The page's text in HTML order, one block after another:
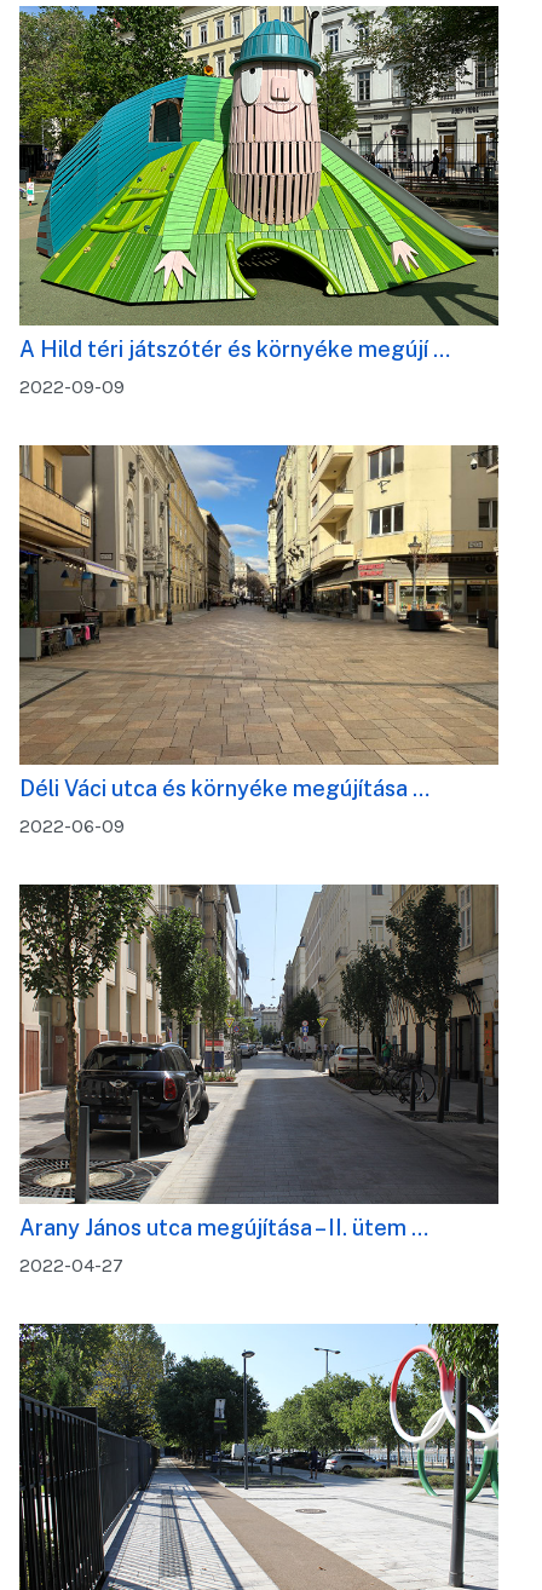
A Hild téri játszótér és környéke megújí …
2022-09-09
Déli Váci utca és környéke megújítása …
2022-06-09
Arany János utca megújítása – II. ütem …
2022-04-27